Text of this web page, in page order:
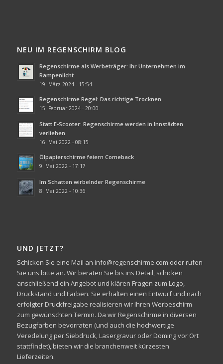
NEU IM REGENSCHIRM BLOG
Regenschirme als Werbeträger: Ihr Unternehmen im
Rampenlicht
19. März 2024 - 15:54
Regenschirme Regel: Das richtige Trocknen
15. Februar 2024 - 20:00
Statt E-Scooter: Regenschirme werden in Innstädten
verliehen
16. Mai 2022 - 08:15
Ölpapierschirme feiern Comeback
9. Mai 2022 - 17:17
Im Schatten wirbelnder Regenschirme
8. Mai 2022 - 10:36
UND JETZT?
Schicken Sie eine Mail an info@regenschirme.com oder rufen
Sie uns bitte an. Wir beraten Sie bis ins Detail, schicken
anschließend ein Angebot und klären Fragen zum Logo,
Druckstand und Farben. Sie erhalten einen Entwurf und nach
erfolgter Druckfreigabe realisieren wir Ihren Werbeschirm
zum gewünschten Termin. Da wir Regenschirme in diversen
Bezugfarben bevorraten (und auch die hochwertige
Veredelung per Siebdruck, Lasergravur oder Doming vor Ort
stattfindet), bieten wir die branchenweit kürzesten
Lieferzeiten.